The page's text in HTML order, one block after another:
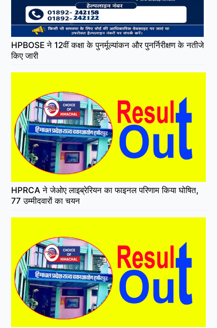
HPBOSE ने 12वीं कक्षा के पुनर्मूल्यांकन और पुनर्निरीक्षण के नतीजे
किए जारी
HPRCA ने जेओए लाइब्रेरियन का फाइनल परिणाम किया घोषित,
77 उम्मीदवारों का चयन